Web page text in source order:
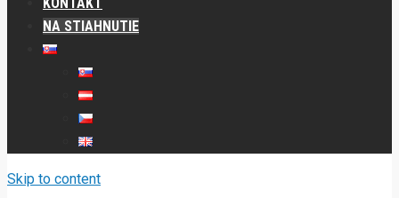
NA STIAHNUTIE
Skip to content